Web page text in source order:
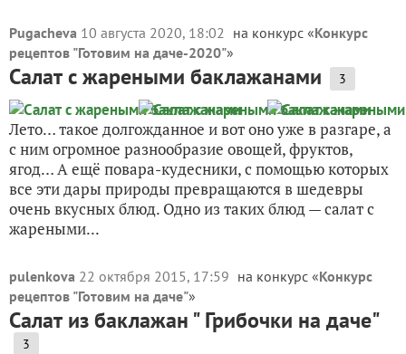
Pugacheva 10 августа 2020, 18:02 на конкурс «Конкурс
рецептов "Готовим на даче-2020"»
Салат с жареными баклажанами 3
Лето… такое долгожданное и вот оно уже в разгаре, а
с ним огромное разнообразие овощей, фруктов,
ягод… А ещё повара-кудесники, с помощью которых
все эти дары природы превращаются в шедевры
очень вкусных блюд. Одно из таких блюд — салат с
жареными...
pulenkova 22 октября 2015, 17:59 на конкурс «Конкурс
рецептов "Готовим на даче"»
Салат из баклажан " Грибочки на даче"
3